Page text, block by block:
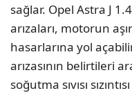
sağlar. Opel Astra J
arızaları, motorun
hasarlarına yol
arızasının belirtileri
soğutma sıvısı